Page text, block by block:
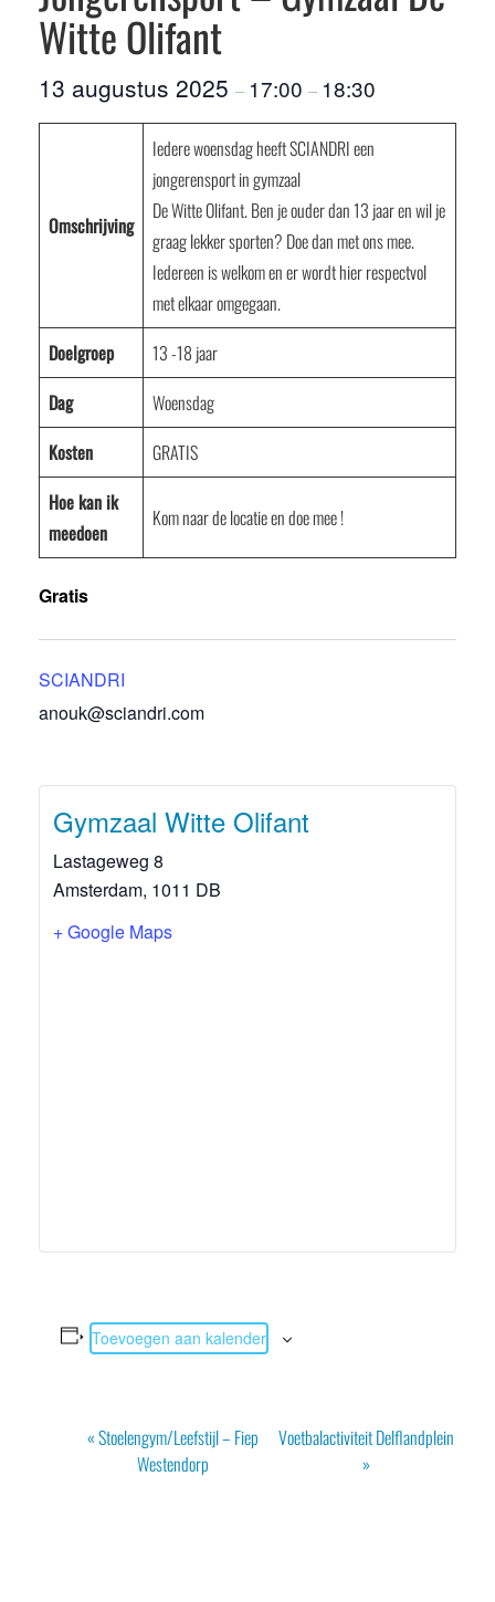
Witte Olifant
13 augustus 2025 – 17:00 – 18:30
Omschrijving
Iedere woensdag heeft SCIANDRI een
jongerensport in gymzaal
De Witte Olifant. Ben je ouder dan 13 jaar en wil je
graag lekker sporten? Doe dan met ons mee.
Iedereen is welkom en er wordt hier respectvol
met elkaar omgegaan.
Doelgroep
13 -18 jaar
Dag
Woensdag
Kosten
GRATIS
Hoe kan ik
meedoen
Kom naar de locatie en doe mee !
Gratis
SCIANDRI
anouk@sciandri.com
Gymzaal Witte Olifant
Lastageweg 8
Amsterdam, 1011 DB
+ Google Maps
Toevoegen aan kalender
Evenement
«Stoelengym/Leefstijl – Fiep
Westendorp
Voetbalactiviteit Delflandplein
»